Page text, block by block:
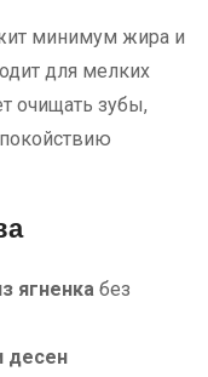
минимум жира и
для мелких
очищать зубы,
ягненка без
десен